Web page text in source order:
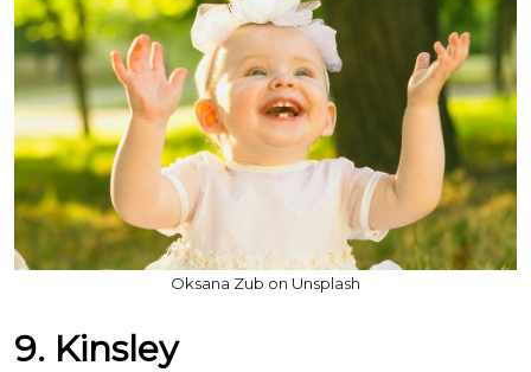
Oksana Zub on Unsplash
9. Kinsley